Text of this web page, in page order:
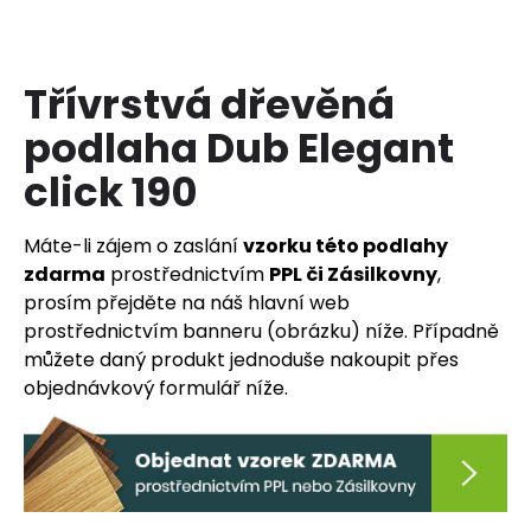
Třívrstvá dřevěná
podlaha Dub Elegant
click 190
Máte-li zájem o zaslánívzorku této podlahy
zdarma prostřednictvím PPL či Zásilkovny,
prosím přejděte na náš hlavní web
prostřednictvím banneru (obrázku) níže. Případně
můžete daný produkt jednoduše nakoupit přes
objednávkový formulář níže.
í
t
?
HLEDAT
D
o
p
o
r
u